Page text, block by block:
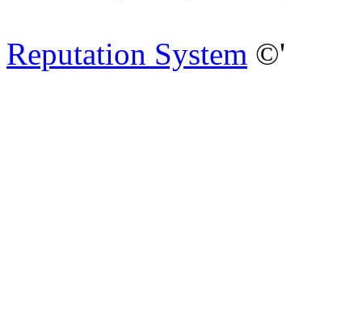
Reputation System ©'